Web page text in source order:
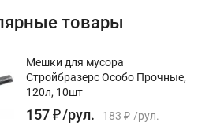
товары
Мешки для мусора
Стройбразерс Особо Прочные,
120л, 10шт
157₽/рул. 183₽ /рул.